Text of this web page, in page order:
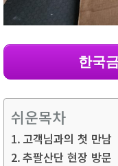
한국
쉬운목차
고객님과의 첫 만남
추팔산단 현장 방문